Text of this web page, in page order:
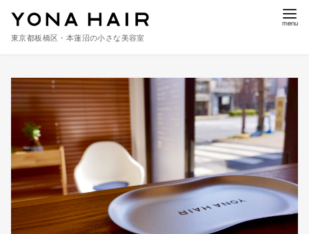
東京都板橋区・本蓮沼の小さな美容室